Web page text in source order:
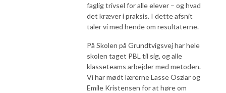
faglig trivsel for alle elever – og hvad
det kræver i praksis. I dette afsnit
taler vi med hende om resultaterne.
På Skolen på Grundtvigsvej har hele
skolen taget PBL til sig, og alle
klasseteams arbejder med metoden.
Vi har mødt lærerne Lasse Oszlar og
Emile Kristensen for at høre om